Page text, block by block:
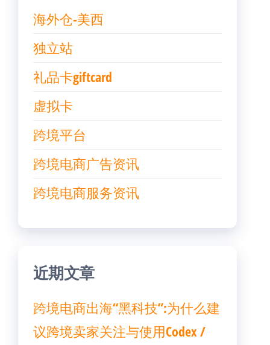
海外仓-美西
独立站
礼品卡giftcard
虚拟卡
跨境平台
跨境电商广告资讯
跨境电商服务资讯
近期文章
跨境电商出海“黑科技”:为什么建
议跨境卖家关注与使用Codex /